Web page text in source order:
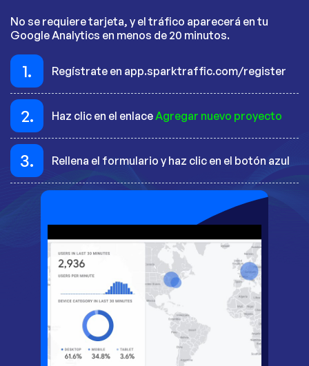
No se requiere tarjeta, y el tráfico aparecerá en tu
Google Analytics en menos de 20 minutos.
1. Regístrate en app.sparktraffic.com/register
2. Haz clic en el enlaceAgregar nuevo proyecto
3. Rellena el formulario y haz clic en el botón azul